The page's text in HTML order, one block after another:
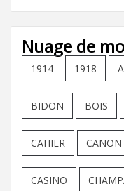
Nuage de
1914 1918
BIDON BOIS
CAHIER CANON
CASINO